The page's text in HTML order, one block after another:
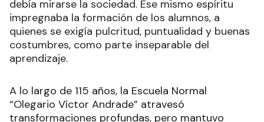
debía mirarse la sociedad. Ese mismo espíritu
impregnaba la formación de los alumnos, a
quienes se exigía pulcritud, puntualidad y buenas
costumbres, como parte inseparable del
aprendizaje.
A lo largo de 115 años, la Escuela Normal
“Olegario Víctor Andrade” atravesó
transformaciones profundas, pero mantuvo